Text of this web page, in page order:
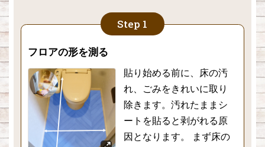
フロアの形を測る
貼り始める前に、床の汚
れ、ごみをきれいに取り
除きます。汚れたままシ
ートを貼ると剥がれる原
因となります。 まず床の